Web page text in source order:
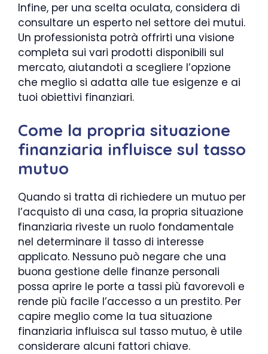
Infine, per una scelta oculata, considera di
consultare un esperto nel settore dei mutui.
Un professionista potrà offrirti una visione
completa sui vari prodotti disponibili sul
mercato, aiutandoti a scegliere l’opzione
che meglio si adatta alle tue esigenze e ai
tuoi obiettivi finanziari.
Come la propria situazione
finanziaria influisce sul tasso
mutuo
Quando si tratta di richiedere un mutuo per
l’acquisto di una casa, la propria situazione
finanziaria riveste un ruolo fondamentale
nel determinare il tasso di interesse
applicato. Nessuno può negare che una
buona gestione delle finanze personali
possa aprire le porte a tassi più favorevoli e
rende più facile l’accesso a un prestito. Per
capire meglio come la tua situazione
finanziaria influisca sul tasso mutuo, è utile
considerare alcuni fattori chiave.